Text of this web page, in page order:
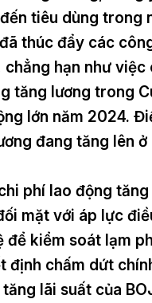
tiêu dùng trong
thúc đẩy các
chẳng hạn như
tăng lương trong
lớn năm 2024.
đang tăng lên ở
phí lao động tăng
mặt với áp lực
để kiểm soát lạm
định chấm dứt
lãi suất của